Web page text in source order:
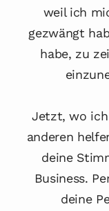
weil ich
gezwängt
habe, zu
Jetzt, wo
anderen
deine
Business.
deine